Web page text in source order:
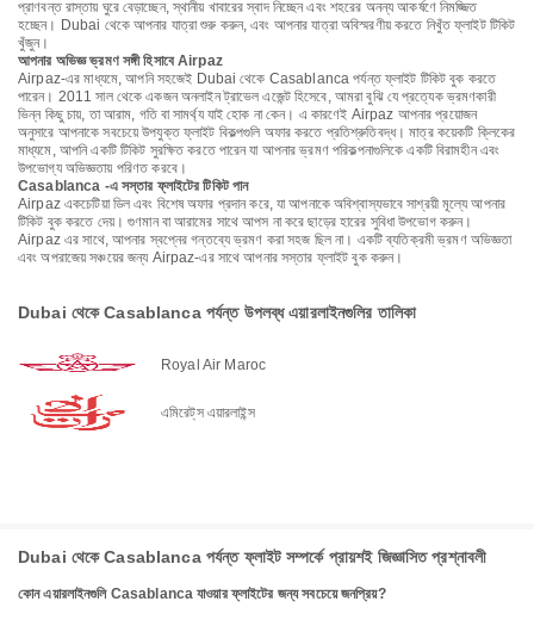
প্রাণবন্ত রাস্তায় ঘুরে বেড়াচ্ছেন, স্থানীয় খাবারের স্বাদ নিচ্ছেন এবং শহরের অনন্য আকর্ষণে নিমজ্জিত
হচ্ছেন। Dubai থেকে আপনার যাত্রা শুরু করুন, এবং আপনার যাত্রা অবিস্মরণীয় করতে নিখুঁত ফ্লাইট টিকিট
খুঁজুন।
আপনার অভিজ্ঞ ভ্রমণ সঙ্গী হিসাবে Airpaz
Airpaz-এর মাধ্যমে, আপনি সহজেই Dubai থেকে Casablanca পর্যন্ত ফ্লাইট টিকিট বুক করতে
পারেন। 2011 সাল থেকে একজন অনলাইন ট্রাভেল এজেন্ট হিসেবে, আমরা বুঝি যে প্রত্যেক ভ্রমণকারী
ভিন্ন কিছু চায়, তা আরাম, গতি বা সামর্থ্য যাই হোক না কেন। এ কারণেই Airpaz আপনার প্রয়োজন
অনুসারে আপনাকে সবচেয়ে উপযুক্ত ফ্লাইট বিকল্পগুলি অফার করতে প্রতিশ্রুতিবদ্ধ। মাত্র কয়েকটি ক্লিকের
মাধ্যমে, আপনি একটি টিকিট সুরক্ষিত করতে পারেন যা আপনার ভ্রমণ পরিকল্পনাগুলিকে একটি বিরামহীন এবং
উপভোগ্য অভিজ্ঞতায় পরিণত করবে।
Casablanca -এ সস্তার ফ্লাইটের টিকিট পান
Airpaz একচেটিয়া ডিল এবং বিশেষ অফার প্রদান করে, যা আপনাকে অবিশ্বাস্যভাবে সাশ্রয়ী মূল্যে আপনার
টিকিট বুক করতে দেয়। গুণমান বা আরামের সাথে আপস না করে ছাড়ের হারের সুবিধা উপভোগ করুন।
Airpaz এর সাথে, আপনার স্বপ্নের গন্তব্যে ভ্রমণ করা সহজ ছিল না। একটি ব্যতিক্রমী ভ্রমণ অভিজ্ঞতা
এবং অপরাজেয় সঞ্চয়ের জন্য Airpaz-এর সাথে আপনার সস্তার ফ্লাইট বুক করুন।
Dubai থেকে Casablanca পর্যন্ত উপলব্ধ এয়ারলাইনগুলির তালিকা
Royal Air Maroc
এমিরেট্‌স এয়ারলাইন্স
Dubai থেকে Casablanca পর্যন্ত ফ্লাইট সম্পর্কে প্রায়শই জিজ্ঞাসিত প্রশ্নাবলী
কোন এয়ারলাইনগুলি Casablanca যাওয়ার ফ্লাইটের জন্য সবচেয়ে জনপ্রিয়?